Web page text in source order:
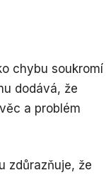
chybu soukromí
dodává, že
a problém
zdůrazňuje, že